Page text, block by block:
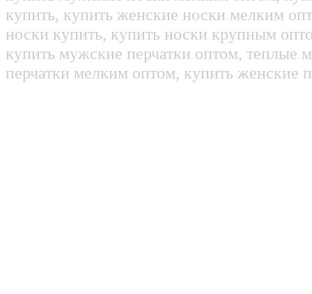
купить, купить женские носки мелким
носки купить, купить носки крупным
купить мужские перчатки оптом, теплые
перчатки мелким оптом, купить женские